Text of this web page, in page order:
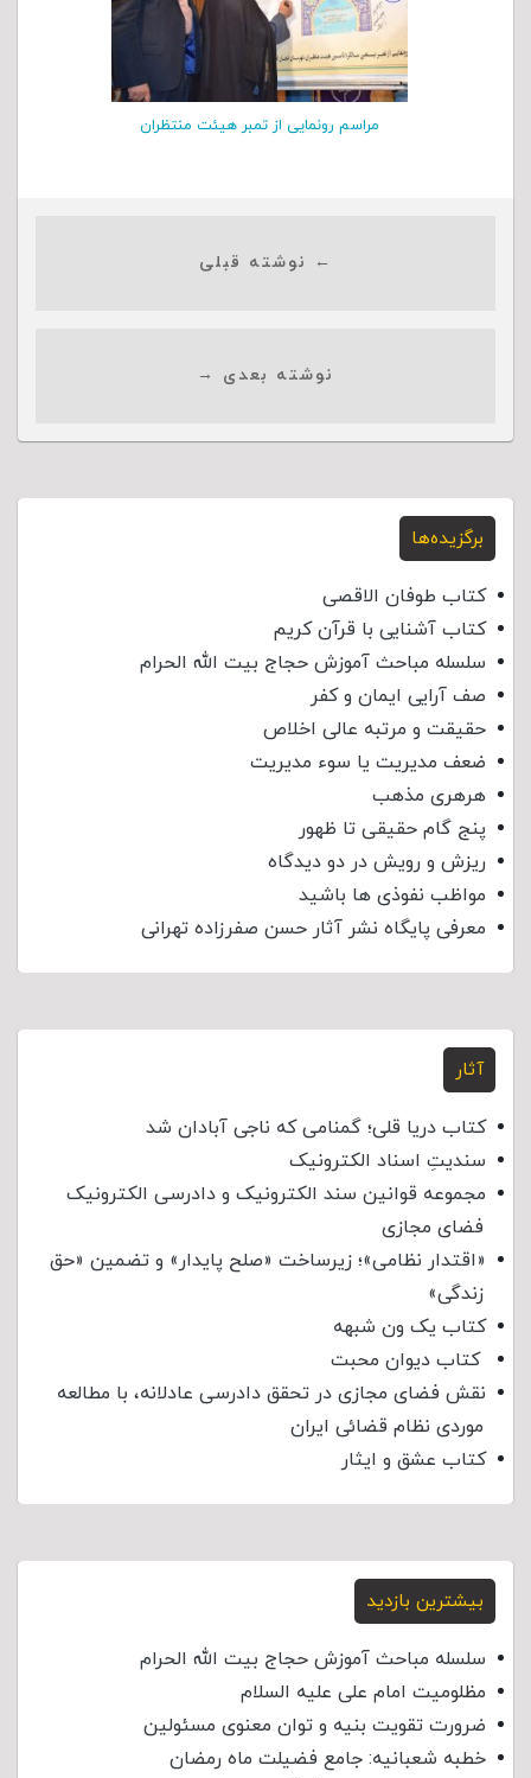
مراسم رونمایی از تمبر هیئت منتظران
← نوشته قبلی
نوشته بعدی →
برگزیده‌ها
کتاب طوفان الاقصی
کتاب آشنایی با قرآن کریم
سلسله مباحث آموزش حجاج بیت الله الحرام
صف آرایی ایمان و کفر
حقیقت و مرتبه عالی اخلاص
ضعف مدیریت یا سوء مدیریت
هرهری مذهب
پنج گام حقیقی تا ظهور
ریزش و رویش در دو دیدگاه
مواظب نفوذی‌ ها باشید
معرفی پایگاه نشر آثار حسن صفرزاده تهرانی
آثار
کتاب دریا قلی؛ گمنامی که ناجی آبادان شد
سندیتِ اسناد الکترونیک
مجموعه قوانین سند الکترونیک و دادرسی الکترونیک
فضای مجازی
«اقتدار نظامی»؛ زیرساخت «صلح پایدار» و تضمین «حق
زندگی»
کتاب یک ون شبهه
کتاب دیوان محبت
نقش فضای مجازی در تحقق دادرسی عادلانه، با مطالعه
موردی نظام قضائی ایران
کتاب عشق و ایثار
بیشترین بازدید
سلسله مباحث آموزش حجاج بیت الله الحرام
مظلومیت امام علی علیه السلام
ضرورت تقویت بنیه و توان معنوی مسئولین
خطبه شعبانیه: جامع فضیلت ماه رمضان